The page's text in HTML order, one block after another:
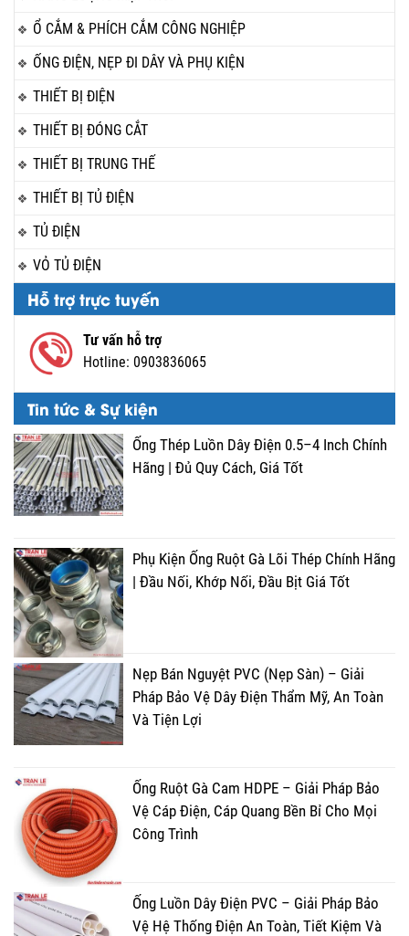
Ổ CẮM & PHÍCH CẮM CÔNG NGHIỆP
ỐNG ĐIỆN, NẸP ĐI DÂY VÀ PHỤ KIỆN
THIẾT BỊ ĐIỆN
THIẾT BỊ ĐÓNG CẮT
THIẾT BỊ TRUNG THẾ
THIẾT BỊ TỦ ĐIỆN
TỦ ĐIỆN
VỎ TỦ ĐIỆN
Hỗ trợ trực tuyến
Tư vấn hỗ trợ
Hotline: 0903836065
Tin tức & Sự kiện
Ống Thép Luồn Dây Điện 0.5–4 Inch Chính
Hãng | Đủ Quy Cách, Giá Tốt
Phụ Kiện Ống Ruột Gà Lõi Thép Chính Hãng
| Đầu Nối, Khớp Nối, Đầu Bịt Giá Tốt
Nẹp Bán Nguyệt PVC (Nẹp Sàn) – Giải
Pháp Bảo Vệ Dây Điện Thẩm Mỹ, An Toàn
Và Tiện Lợi
Ống Ruột Gà Cam HDPE – Giải Pháp Bảo
Vệ Cáp Điện, Cáp Quang Bền Bỉ Cho Mọi
Công Trình
Ống Luồn Dây Điện PVC – Giải Pháp Bảo
Vệ Hệ Thống Điện An Toàn, Tiết Kiệm Và